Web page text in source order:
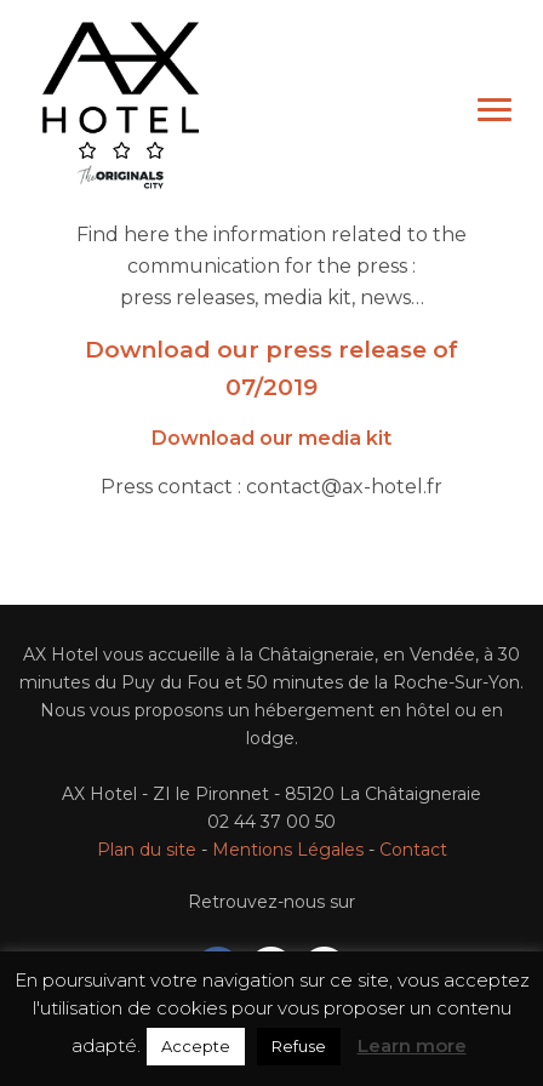
content
Twin Room
Contact Us
Our Services
Seminar Space
Find here the information related to the
communication for the press :
press releases, media kit, news…
Download our press release of
07/2019
Download our media kit
Press contact : contact@ax-hotel.fr
AX Hotel vous accueille à la Châtaigneraie, en Vendée, à 30
minutes du Puy du Fou et 50 minutes de la Roche-Sur-Yon.
Nous vous proposons un hébergement en hôtel ou en
lodge.
AX Hotel - ZI le Pironnet - 85120 La Châtaigneraie
02 44 37 00 50
Plan du site - Mentions Légales- Contact
Retrouvez-nous sur
En poursuivant votre navigation sur ce site, vous acceptez
l'utilisation de cookies pour vous proposer un contenu
adapté.
Accepte Refuse Learn more